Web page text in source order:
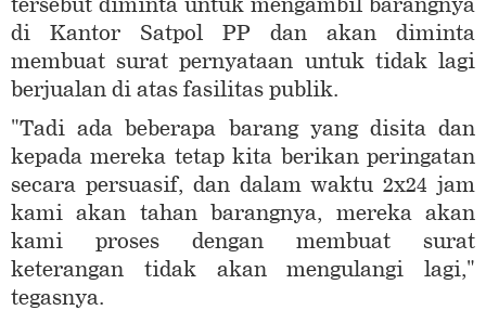
tersebut diminta untuk mengambil barangnya
di Kantor Satpol PP dan akan diminta
membuat surat pernyataan untuk tidak lagi
berjualan di atas fasilitas publik.
"Tadi ada beberapa barang yang disita dan
kepada mereka tetap kita berikan peringatan
secara persuasif, dan dalam waktu 2x24 jam
kami akan tahan barangnya, mereka akan
kami proses dengan membuat surat
keterangan tidak akan mengulangi lagi,"
tegasnya.